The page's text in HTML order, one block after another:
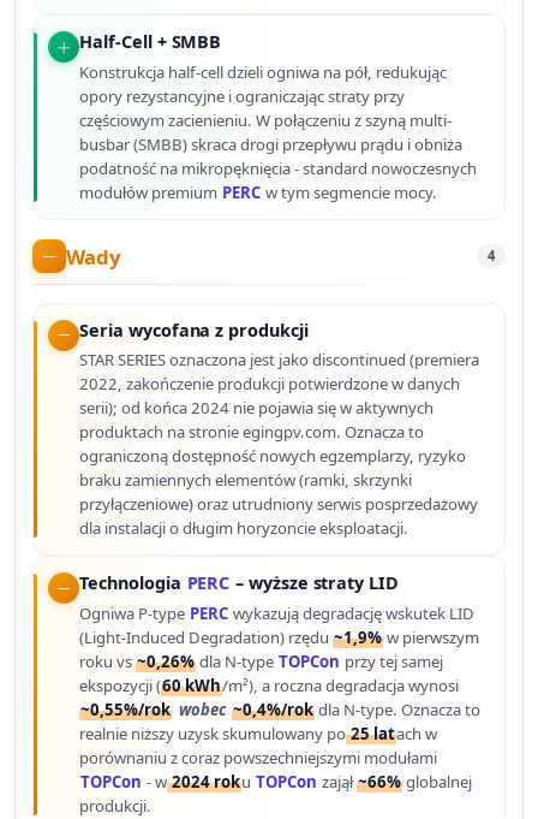
Half-Cell + SMBB
Konstrukcja half-cell dzieli ogniwa na pół, redukując
opory rezystancyjne i ograniczając straty przy
częściowym zacienieniu. W połączeniu z szyną multi-
busbar (SMBB) skraca drogi przepływu prądu i obniża
podatność na mikropęknięcia - standard nowoczesnych
modułów premium PERC w tym segmencie mocy.
Wady 4
Seria wycofana z produkcji
STAR SERIES oznaczona jest jako discontinued (premiera
2022, zakończenie produkcji potwierdzone w danych
serii); od końca 2024 nie pojawia się w aktywnych
produktach na stronie egingpv.com. Oznacza to
ograniczoną dostępność nowych egzemplarzy, ryzyko
braku zamiennych elementów (ramki, skrzynki
przyłączeniowe) oraz utrudniony serwis posprzedażowy
dla instalacji o długim horyzoncie eksploatacji.
Technologia PERC – wyższe straty LID
Ogniwa P-type PERC wykazują degradację wskutek LID
(Light-Induced Degradation) rzędu~1,9% w pierwszym
roku vs~0,26% dla N-type TOPCon przy tej samej
ekspozycji (60 kWh/m²), a roczna degradacja wynosi
~0,55%/rok wobec ~0,4%/rok dla N-type. Oznacza to
realnie niższy uzysk skumulowany po25 latach w
porównaniu z coraz powszechniejszymi modułami
TOPCon - w2024 roku TOPCon zajął~66% globalnej
produkcji.